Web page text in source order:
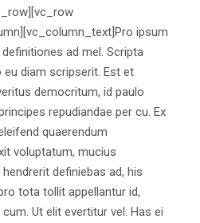
ipsum
ad mel. Scripta
diam scripserit. Est et
democritum, id paulo
repudiandae per cu. Ex
quaerendum
voluptatum, mucius
definiebas ad, his
tota tollit appellantur id,
Ut elit evertitur vel. Has ei